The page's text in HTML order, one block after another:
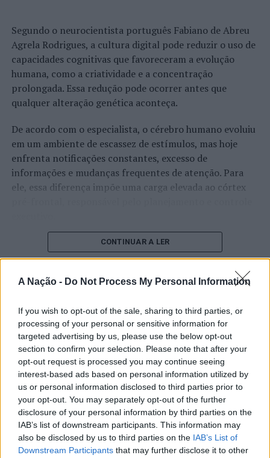
A Nação - Do Not Process My Personal Information
If you wish to opt-out of the sale, sharing to third parties, or
processing of your personal or sensitive information for
targeted advertising by us, please use the below opt-out
section to confirm your selection. Please note that after your
opt-out request is processed you may continue seeing
interest-based ads based on personal information utilized by
us or personal information disclosed to third parties prior to
your opt-out. You may separately opt-out of the further
disclosure of your personal information by third parties on the
IAB’s list of downstream participants. This information may
also be disclosed by us to third parties on the IAB’s List of
Downstream Participants that may further disclose it to other
Segundo o neurocientista português Fabiano de Abreu
Agrela Rodrigues, a cultura digital pode reduzir o uso de
capacidades cognitivas que favoreceram a evolução
humana, como a criatividade e a concentração
prolongada. Essa redução pode ocorrer antes que
qualquer alteração genética aconteça.
De acordo com o especialista, o cérebro humano evoluiu
em um ambiente de escassez de estímulos, mas hoje
enfrenta notificações constantes, excesso de
informações e mudanças frequentes de atenção. Para
ele, essa diferença impõe uma carga elevada ao córtex
O pesquisador afirma que plataformas digitais também
estimulam continuamente o sistema de recompensa do
cérebro, favorecendo a fadiga mental, a dificuldade de
manter a atenção e a procrastinação. Na sua visão,
aumentam a sensação de sobrecarga, enquanto o stress
prolongado pode elevar os níveis de cortisol e
prejudicar o desempenho cognitivo.
Fabiano de Abreu Agrela Rodrigues ressalta que não há
evidências de que o ambiente digital provoque mudanças
genéticas na espécie humana. A adaptação observada,
afirma, ocorre por meio da neuroplasticidade, processo
pelo qual os circuitos neurais se reorganizam em
resposta às experiências.
CONTINUAR A LER
“Millennium Estoril Open 2026”
regressou ao circuito ATP com
vitória do francês Luca Van Assche
on
Por Ígor Lopes
O “Millennium Estoril Open 2026” decorreu entre os